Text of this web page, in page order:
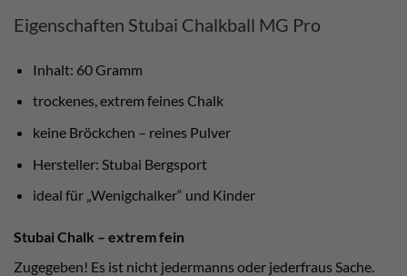
Eigenschaften Stubai Chalkball MG Pro
Inhalt: 60 Gramm
trockenes, extrem feines Chalk
keine Bröckchen – reines Pulver
Hersteller: Stubai Bergsport
ideal für „Wenigchalker“ und Kinder
Stubai Chalk – extrem fein
Zugegeben! Es ist nicht jedermanns oder jederfraus Sache.